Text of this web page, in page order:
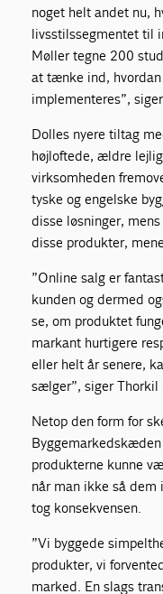
noget helt andet nu,
livsstilssegmentet til
Møller tegne 200
at tænke ind,
implementeres”,
Dolles nyere tiltag
højloftede, ældre
virksomheden
tyske og engelske
disse løsninger,
disse produkter,
”Online salg er
kunden og dermed
se, om produktet
markant hurtigere
eller helt år senere,
sælger”, siger Thorkil
Netop den form for
produkterne kunne
når man ikke så
tog konsekvensen.
”Vi byggede
produkter, vi
marked. En slags